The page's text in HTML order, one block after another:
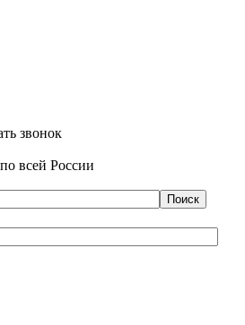
звонок
всей России